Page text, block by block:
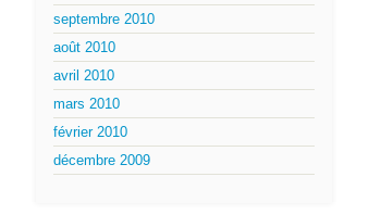
septembre 2010
août 2010
avril 2010
mars 2010
février 2010
décembre 2009